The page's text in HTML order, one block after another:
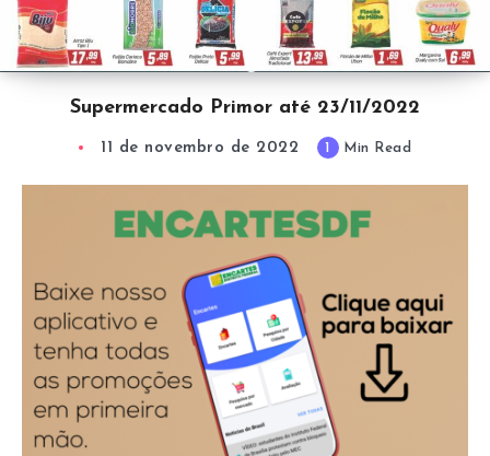
Supermercado Primor até 23/11/2022
11 de novembro de 2022 1 Min Read